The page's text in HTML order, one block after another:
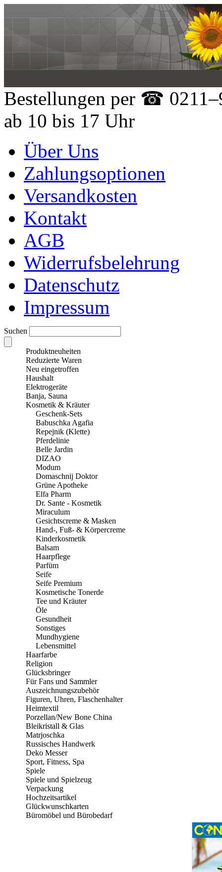
Bestellungen per ☎
ab 10 bis 17 Uhr
Über Uns
Zahlungsoptionen
Versandkosten
Kontakt
AGB
Widerrufsbelehrung
Datenschutz
Impressum
Suchen
Produktneuheiten
Reduzierte Waren
Neu eingetroffen
Haushalt
Elektrogeräte
Banja, Sauna
Kosmetik & Kräuter
Geschenk-Sets
Babuschka Agafia
Repejnik (Klette)
Pferdelinie
Belle Jardin
DIZAO
Modum
Domaschnij Doktor
Grüne Apotheke
Elfa Pharm
Dr. Sante - Kosmetik
Miraculum
Gesichtscreme & Masken
Hand-, Fuß- & Körpercreme
Kinderkosmetik
Balsam
Haarpflege
Parfüm
Seife
Seife Premium
Kosmetische Tonerde
Tee und Kräuter
Öle
Gesundheit
Sonstiges
Mundhygiene
Lebensmittel
Haarfarbe
Religion
Glücksbringer
Für Fans und Sammler
Auszeichnungszubehör
Figuren, Uhren, Flaschenhalter
Heimtextil
Porzellan/New Bone China
Bleikristall & Glas
Matrjoschka
Russisches Handwerk
Deko Messer
Sport, Fitness, Spa
Spiele
Spiele und Spielzeug
Verpackung
Hochzeitsartikel
Glückwunschkarten
Büromöbel und Bürobedarf